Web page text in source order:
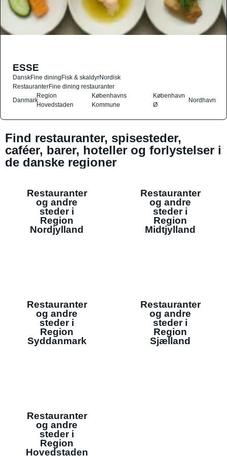
ESSE
DanskFine diningFisk & skaldyrNordisk
RestauranterFine dining restauranter
Danmark
Region
Hovedstaden
Københavns
Kommune
København
Ø
Nordhavn
Find restauranter, spisesteder,
caféer, barer, hoteller og forlystelser i
de danske regioner
Restauranter
og andre
steder i
Region
Nordjylland
Restauranter
og andre
steder i
Region
Midtjylland
Restauranter
og andre
steder i
Region
Syddanmark
Restauranter
og andre
steder i
Region
Sjælland
Restauranter
og andre
steder i
Region
Hovedstaden